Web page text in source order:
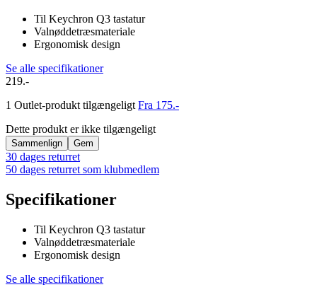
Til Keychron Q3 tastatur
Valnøddetræsmateriale
Ergonomisk design
Se alle specifikationer
219.-
1 Outlet-produkt tilgængeligt Fra 175.-
Dette produkt er ikke tilgængeligt
Sammenlign Gem
30 dages returret
50 dages returret som klubmedlem
Specifikationer
Til Keychron Q3 tastatur
Valnøddetræsmateriale
Ergonomisk design
Se alle specifikationer